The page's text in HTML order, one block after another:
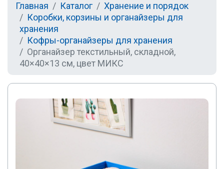
Главная Каталог
Хранение и порядок
Коробки, корзины и органайзеры для
хранения
Кофры-органайзеры для хранения
Органайзер текстильный, складной,
40×40×13 см, цвет МИКС